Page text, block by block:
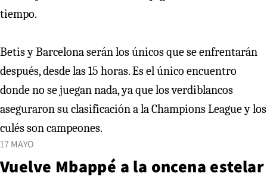
tiempo.
Betis y Barcelona serán los únicos que se enfrentarán
después, desde las 15 horas. Es el único encuentro
donde no se juegan nada, ya que los verdiblancos
aseguraron su clasificación a la Champions League y los
culés son campeones.
17 MAYO
Vuelve Mbappé a la oncena estelar